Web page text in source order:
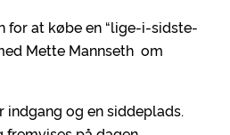
for at købe en “lige-i-sidste-
Mette Mannseth om
og en siddeplads.